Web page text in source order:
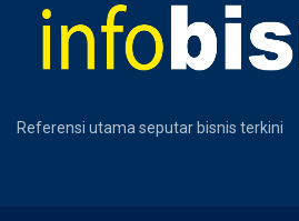
Referensi utama seputar bisnis terkini